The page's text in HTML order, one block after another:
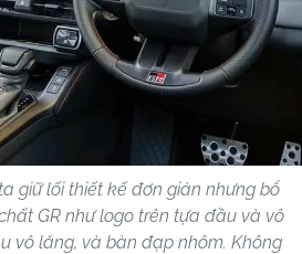
giữ lối thiết kế đơn giản nhưng bổ
GR như logo trên tựa đầu và vô
vô lăng, và bàn đạp nhôm. Không